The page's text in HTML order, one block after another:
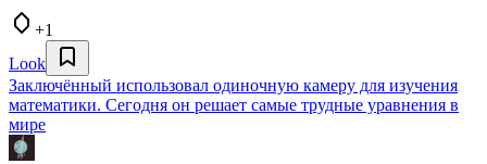
+1
Look
Заключённый использовал одиночную камеру для изучения
математики. Сегодня он решает самые трудные уравнения в
мире